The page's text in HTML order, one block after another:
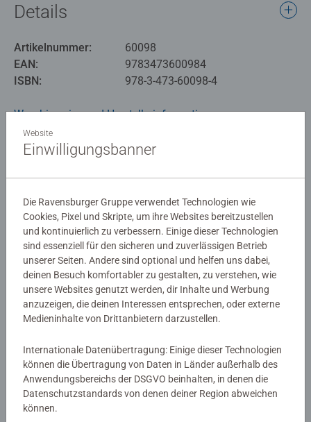
Details
Artikelnummer:
60098
EAN:
9783473600984
ISBN:
978-3-473-60098-4
Warnhinweise und Herstellerinformation
0/0
Verfasse eine Bewertung
Richtlinien für Bewertungen
Website
Einwilligungsbanner
Die Ravensburger Gruppe verwendet Technologien wie
Cookies, Pixel und Skripte, um ihre Websites bereitzustellen
und kontinuierlich zu verbessern. Einige dieser Technologien
sind essenziell für den sicheren und zuverlässigen Betrieb
unserer Seiten. Andere sind optional und helfen uns dabei,
deinen Besuch komfortabler zu gestalten, zu verstehen, wie
unsere Websites genutzt werden, dir Inhalte und Werbung
anzuzeigen, die deinen Interessen entsprechen, oder externe
Medieninhalte von Drittanbietern darzustellen.
Internationale Datenübertragung: Einige dieser Technologien
können die Übertragung von Daten in Länder außerhalb des
Anwendungsbereichs der DSGVO beinhalten, in denen die
Datenschutzstandards von denen deiner Region abweichen
können.